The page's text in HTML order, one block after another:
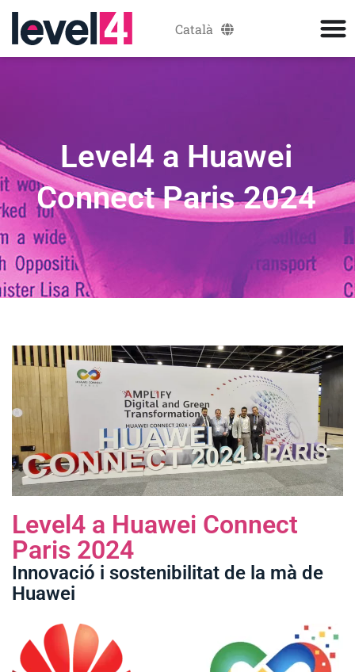
Català
Español
Level4 a Huawei
Connect Paris 2024
Level4 a Huawei Connect
Paris 2024
Innovació i sostenibilitat de la mà de
Huawei